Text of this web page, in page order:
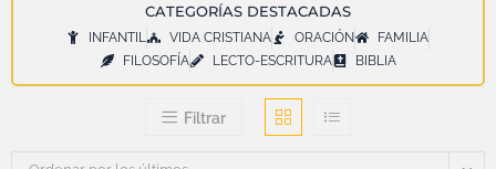
CATEGORÍAS DESTACADAS
INFANTIL VIDA CRISTIANA ORACIÓN
FAMILIA
FILOSOFÍA
LECTO-ESCRITURA BIBLIA
Filtrar